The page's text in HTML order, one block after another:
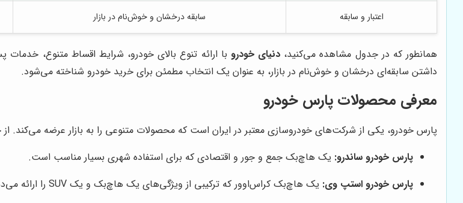
اعتبار و سابقه سابقه درخشان و خوش‌نام در بازار
همانطور که در جدول مشاهده می‌کنید، دنیای خودرو با ارائه تنوع بالای خودرو، شرایط اقساط متنوع،
داشتن سابقه‌ای درخشان و خوش‌نام در بازار، به عنوان یک انتخاب مطمئن برای خرید خودرو شناخته می‌شود.
معرفی محصولات پارس خودرو
پارس خودرو، یکی از شرکت‌های خودروسازی معتبر در ایران است که محصولات متنوعی را به بازار عرضه می‌کند.
پارس خودرو ساندرو: یک هاچ‌بک جمع و جور و اقتصادی که برای استفاده شهری بسیار مناسب است.
پارس خودرو استپ وی: یک هاچ‌بک کراس‌اوور که ترکیبی از ویژگی‌های یک هاچ‌بک و یک SUV را ارائه می‌دهد.